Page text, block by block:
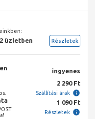
2 üzletben Részletek
ingyenes
2 290 Ft
Szállítási árak
1 090 Ft
Részletek